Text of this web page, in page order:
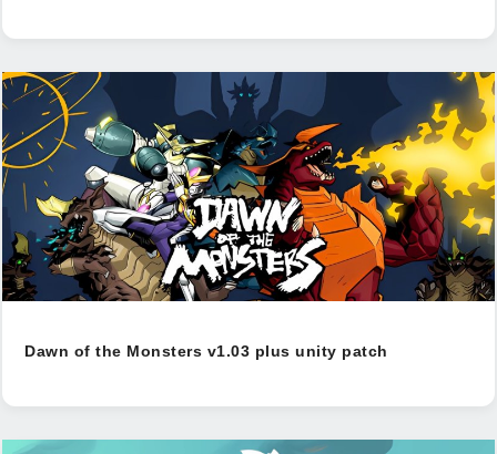
Dawn of the Monsters v1.03 plus unity patch